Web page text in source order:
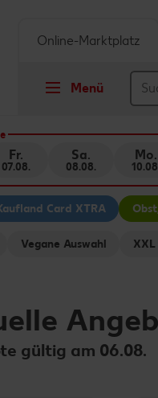
Menü
Online-Marktplatz
Fr.
07.08.
Sa.
08.08.
Mo.
Card XTRA
Vegane Auswahl
gültig am 06.08.